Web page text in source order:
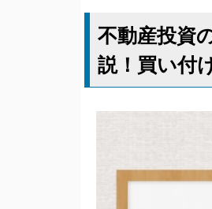
不動産投資
説！買い付